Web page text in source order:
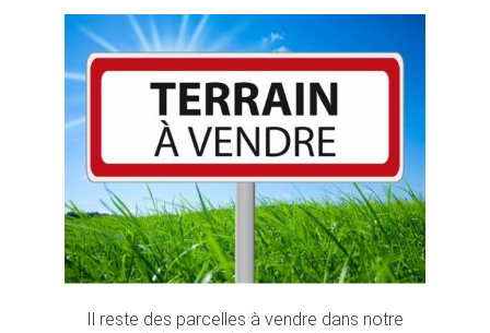
Il reste des parcelles à vendre dans notre